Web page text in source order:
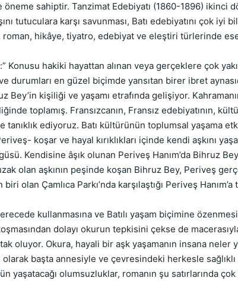
sahiptir. Tanzimat Edebiyatı (1860-1896) ikinci
tutuculara karşı savunması, Batı edebiyatını çok iyi
roman, hikâye, tiyatro, edebiyat ve eleştiri türlerinde
Konusu hakiki hayattan alınan veya gerçeklere çok
durumları en güzel biçimde yansıtan birer ibret
kişiliği ve yaşamı etrafında gelişiyor.
toplamış. Fransızcanın, Fransız edebiyatının,
tanıklık ediyoruz. Batı kültürünün toplumsal yaşama
koşar ve hayal kırıklıkları içinde kendi aşkını
Kendisine âşık olunan Periveş Hanım’da Bihruz
olan aşkının peşinde koşan Bihruz Bey, Periveş
Çamlıca Parkı’nda karşılaştığı Periveş Hanım’a
kullanmasına ve Batılı yaşam biçimine
dolayı okurun tepkisini çekse de
oluyor. Okura, hayali bir aşk yaşamanın insana neler
başta annesiyle ve çevresindeki herkesle
yaşatacağı olumsuzluklar, romanın şu satırlarında